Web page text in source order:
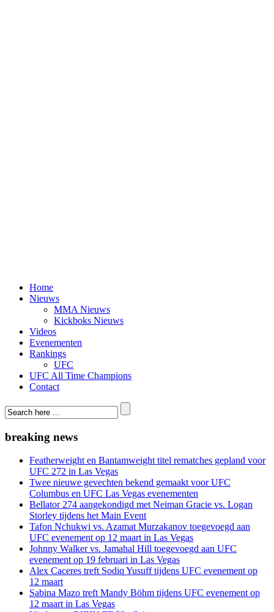
Home
Nieuws
MMA Nieuws
Kickboks Nieuws
Videos
Evenementen
Rankings
UFC
UFC All Time Champions
Contact
breaking news
Featherweight en Bantamweight titel rematches gepland voor
UFC 272 in Las Vegas
Twee nieuwe gevechten bekend gemaakt voor UFC
Columbus en UFC Las Vegas evenementen
Bellator 274 aangekondigd met Neiman Gracie vs. Logan
Storley tijdens het Main Event
Tafon Nchukwi vs. Azamat Murzakanov toegevoegd aan
UFC evenement op 12 maart in Las Vegas
Johnny Walker vs. Jamahal Hill toegevoegd aan UFC
evenement op 19 februari in Las Vegas
Alex Caceres treft Sodiq Yusuff tijdens UFC evenement op
12 maart
Sabina Mazo treft Mandy Böhm tijdens UFC evenement op
12 maart in Las Vegas